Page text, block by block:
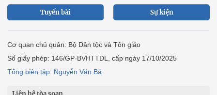
Tuyến bài Sự kiện
Cơ quan chủ quản: Bộ Dân tộc và Tôn giáo
Số giấy phép: 146/GP-BVHTTDL, cấp ngày 17/10/2025
Tổng biên tập: Nguyễn Văn Bá